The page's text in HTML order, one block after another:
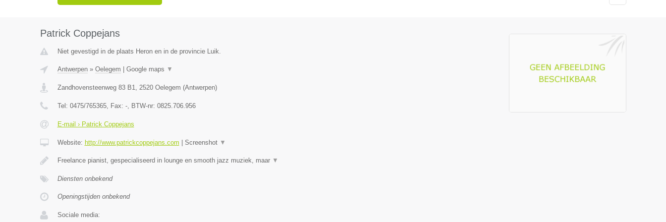
Patrick Coppejans
Niet gevestigd in de plaats Heron en in de provincie Luik.
Antwerpen» Oelegem Google maps ▼
Zandhovensteenweg 83 B1, 2520 Oelegem (Antwerpen)
Tel: 0475/765365, Fax: -, BTW-nr: 0825.706.956
E-mail › Patrick Coppejans
Website: http://www.patrickcoppejans.com Screenshot ▼
Freelance pianist, gespecialiseerd in lounge en smooth jazz muziek, maar ▼
Diensten onbekend
Openingstijden onbekend
Sociale media: